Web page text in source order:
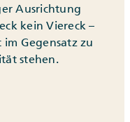
Ausrichtung
kein Viereck –
Gegensatz zu
stehen.